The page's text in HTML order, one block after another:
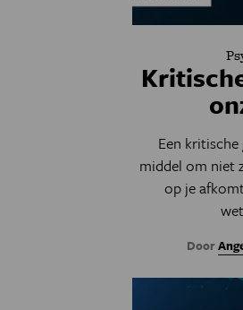
Een
middel om niet
op je
Door